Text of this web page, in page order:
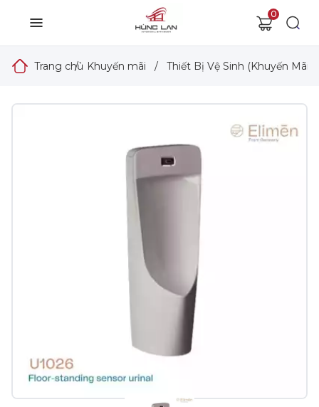
0
Trang chủ
/ Khuyến mãi / Thiết Bị Vệ Sinh (Khuyến Mãi)